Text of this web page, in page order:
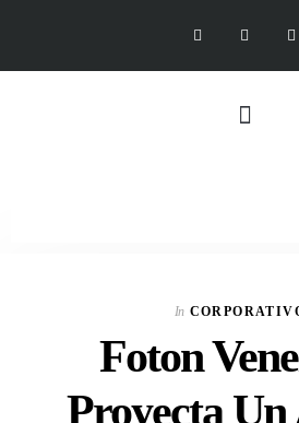
In
Foton
Proyecta Un